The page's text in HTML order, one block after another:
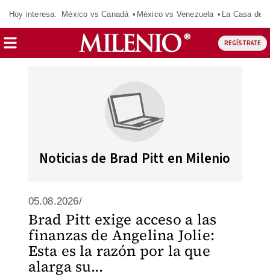
Hoy interesa: México vs Canadá México vs Venezuela La Casa de
REGÍSTRATE
Noticias de Brad Pitt en Milenio
05.08.2026/
Brad Pitt exige acceso a las
finanzas de Angelina Jolie:
Esta es la razón por la que
alarga su...